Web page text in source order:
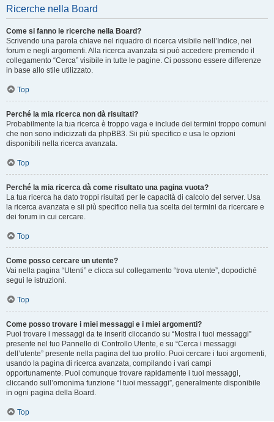
Ricerche nella Board
Come si fanno le ricerche nella Board?
Scrivendo una parola chiave nel riquadro di ricerca visibile nell’Indice, nei
forum e negli argomenti. Alla ricerca avanzata si può accedere premendo il
collegamento “Cerca” visibile in tutte le pagine. Ci possono essere differenze
in base allo stile utilizzato.
Top
Perché la mia ricerca non dà risultati?
Probabilmente la tua ricerca è troppo vaga e include dei termini troppo comuni
che non sono indicizzati da phpBB3. Sii più specifico e usa le opzioni
disponibili nella ricerca avanzata.
Top
Perché la mia ricerca dà come risultato una pagina vuota?
La tua ricerca ha dato troppi risultati per le capacità di calcolo del server. Usa
la ricerca avanzata e sii più specifico nella tua scelta dei termini da ricercare e
dei forum in cui cercare.
Top
Come posso cercare un utente?
Vai nella pagina “Utenti” e clicca sul collegamento “trova utente”, dopodiché
segui le istruzioni.
Top
Come posso trovare i miei messaggi e i miei argomenti?
Puoi trovare i messaggi da te inseriti cliccando su “Mostra i tuoi messaggi”
presente nel tuo Pannello di Controllo Utente, e su “Cerca i messaggi
dell’utente” presente nella pagina del tuo profilo. Puoi cercare i tuoi argomenti,
usando la pagina di ricerca avanzata, compilando i vari campi
opportunamente. Puoi comunque trovare rapidamente i tuoi messaggi,
cliccando sull’omonima funzione “I tuoi messaggi”, generalmente disponibile
in ogni pagina della Board.
Top